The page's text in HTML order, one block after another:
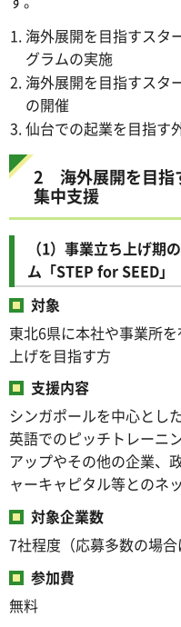
海外展開を目指すスタ
グラムの実施
海外展開を目指すスタ
の開催
仙台での起業を目指す
2 海外展開を目指
集中支援
（1）事業立ち上げ期
ム「STEP for SEED」
対象
東北6県に本社や事業所
上げを目指す方
支援内容
シンガポールを中心とし
英語でのピッチトレーニ
アップやその他の企業、
ャーキャピタル等とのネ
対象企業数
7社程度（応募多数の場合
参加費
無料